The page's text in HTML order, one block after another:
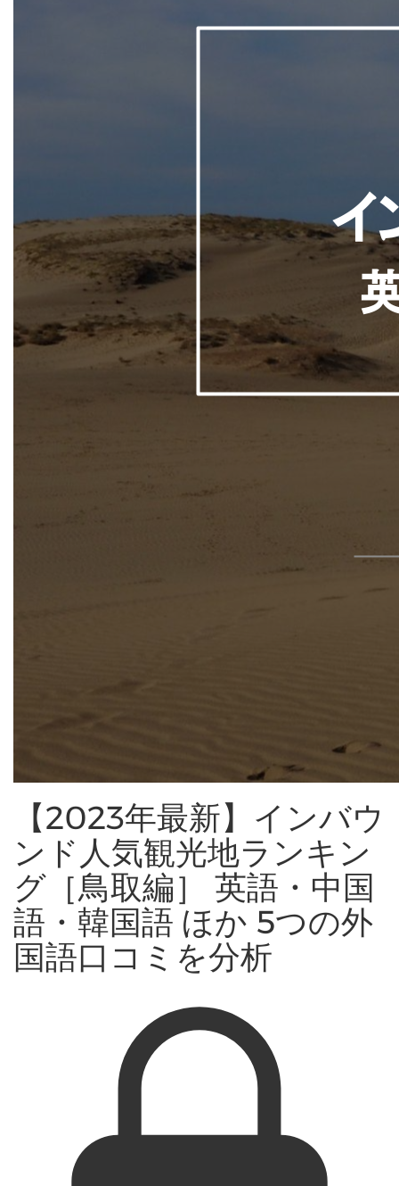
【2023年最新】インバウ
ンド人気観光地ランキン
グ［鳥取編］ 英語・中国
語・韓国語 ほか 5つの外
国語口コミを分析